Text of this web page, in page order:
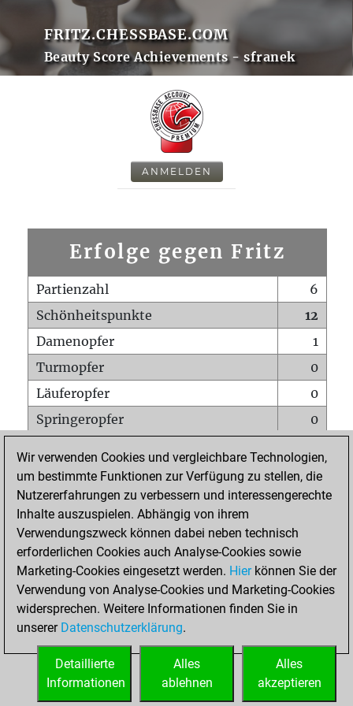
FRITZ.CHESSBASE.COM
Beauty Score Achievements - sfranek
ANMELDEN
Erfolge gegen Fritz
Partienzahl
6
Schönheitspunkte
12
Damenopfer
1
Turmopfer
0
Läuferopfer
0
Springeropfer
0
Matt auf vollem Brett
0
Bauer setzt Matt
0
Erstickte Matts
Unterverwandlungen
Türme auf der siebten
0
STARTSEITE
Wir verwenden Cookies und vergleichbare Technologien,
um bestimmte Funktionen zur Verfügung zu stellen, die
Nutzererfahrungen zu verbessern und interessengerechte
Inhalte auszuspielen. Abhängig von ihrem
Verwendungszweck können dabei neben technisch
erforderlichen Cookies auch Analyse-Cookies sowie
Marketing-Cookies eingesetzt werden. Hierkönnen Sie der
Verwendung von Analyse-Cookies und Marketing-Cookies
widersprechen. Weitere Informationen finden Sie in
unserer Datenschutzerklärung.
Alles
akzeptieren
Alles
ablehnen
Detaillierte
Informationen